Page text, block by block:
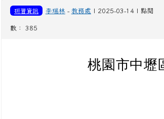
研習資訊 李瑞林- 教務處 | 2025-03-14 | 點閱
數： 385
桃園市中壢